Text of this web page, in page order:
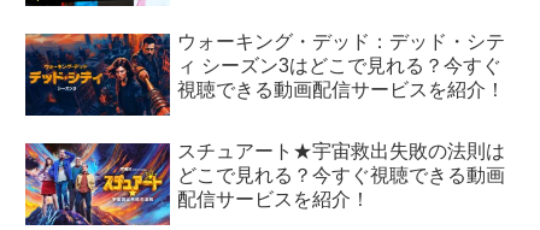
ウォーキング・デッド：デッド・シテ
ィ シーズン3はどこで見れる？今すぐ
視聴できる動画配信サービスを紹介！
スチュアート★宇宙救出失敗の法則は
どこで見れる？今すぐ視聴できる動画
配信サービスを紹介！